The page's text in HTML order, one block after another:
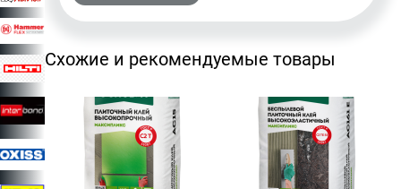
Схожие и рекомендуемые товары